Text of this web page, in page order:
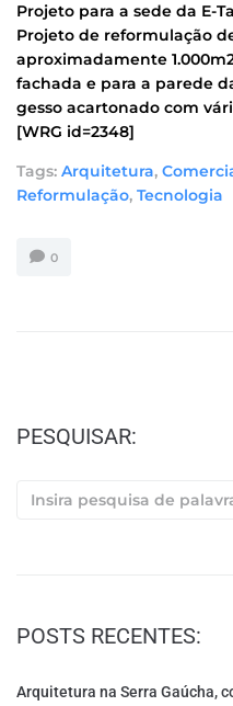
Projeto para a sede da E-
Projeto de reformulação
aproximadamente
fachada e para a parede
gesso acartonado com
[WRG id=2348]
Tags: Arquitetura,
Reformulação, Tecnologia
0
PESQUISAR:
POSTS RECENTES:
Arquitetura na Serra Gaúcha,